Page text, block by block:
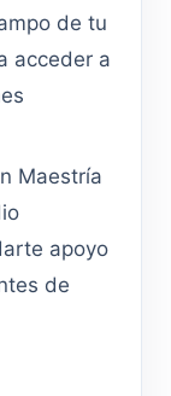
de tu
acceder a
Maestría
apoyo
de